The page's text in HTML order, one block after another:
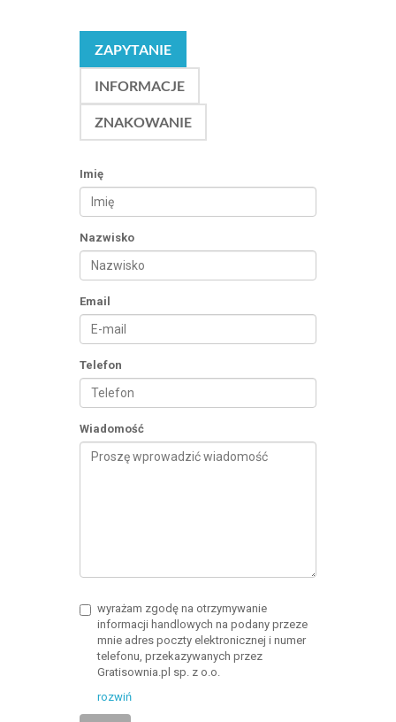
ZAPYTANIE
INFORMACJE
ZNAKOWANIE
Imię
Nazwisko
Email
Telefon
Wiadomość
wyrażam zgodę na otrzymywanie
informacji handlowych na podany przeze
mnie adres poczty elektronicznej i numer
telefonu, przekazywanych przez
Gratisownia.pl sp. z o.o.
rozwiń